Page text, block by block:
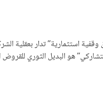
استثمارية” تدار بعقلية
هو البديل الثوري للقروض